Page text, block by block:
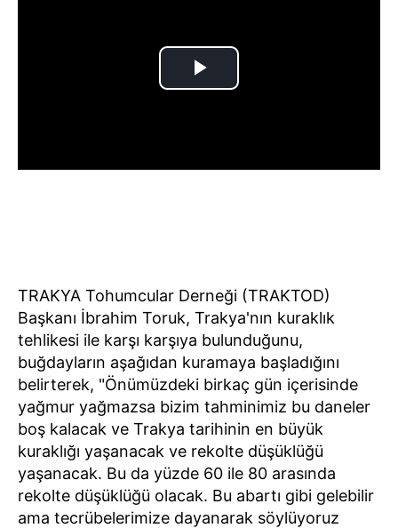
TRAKYA Tohumcular Derneği (TRAKTOD)
Başkanı İbrahim Toruk, Trakya'nın kuraklık
tehlikesi ile karşı karşıya bulunduğunu,
buğdayların aşağıdan kuramaya başladığını
belirterek, "Önümüzdeki birkaç gün içerisinde
yağmur yağmazsa bizim tahminimiz bu daneler
boş kalacak ve Trakya tarihinin en büyük
kuraklığı yaşanacak ve rekolte düşüklüğü
yaşanacak. Bu da yüzde 60 ile 80 arasında
rekolte düşüklüğü olacak. Bu abartı gibi gelebilir
ama tecrübelerimize dayanarak söylüyoruz